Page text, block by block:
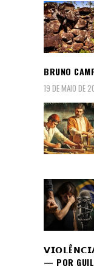
BRUNO
19 DE MAIO DE
— POR